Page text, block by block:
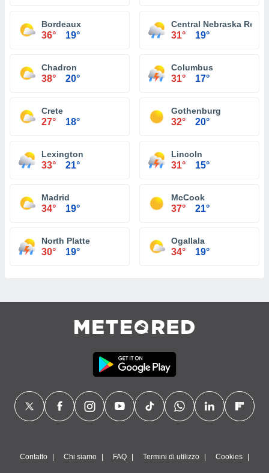
Bordeaux
36° 19°
Central Nebraska
31° 19°
Chadron
38° 20°
Columbus
31° 17°
Crete
27° 18°
Gothenburg
32° 20°
Lexington
33° 21°
Lincoln
31° 15°
Madrid
34° 19°
McCook
37° 21°
North Platte
30° 19°
Ogallala
34° 19°
Contatto Chi siamo FAQ Termini di utilizzo Cookies